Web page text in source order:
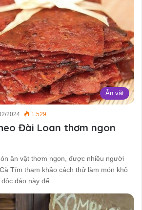
Ăn vặt
2024 1.529
Đài Loan thơm ngon
ăn vặt thơm ngon, được nhiều người
Tím tham khảo cách thử làm món khô
đáo này để…